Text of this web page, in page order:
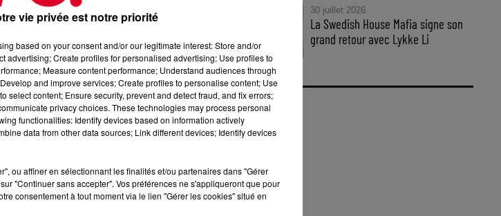
et de choisir la nuit pour profiter de
30 juillet 2026
La Swedish House Mafia signe son
grand retour avec Lykke Li
vie privée est notre priorité
based on your consent and/or our legitimate interest: Store and/or
advertising; Create profiles for personalised advertising; Use profiles to
Measure content performance; Understand audiences through
and improve services; Create profiles to personalise content; Use
select content; Ensure security, prevent and detect fraud, and fix errors;
privacy choices. These technologies may process personal
functionalities: Identify devices based on information actively
data from other data sources; Link different devices; Identify devices
ou affiner en sélectionnant les finalités et/ou partenaires dans "Gérer
"Continuer sans accepter". Vos préférences ne s'appliqueront que pour
consentement à tout moment via le lien "Gérer les cookies" situé en